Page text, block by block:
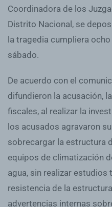
Coordinadora de los
Distrito Nacional, se
la tragedia cumpliera
sábado.
De acuerdo con el
difundieron la acusación,
fiscales, al realizar la
los acusados agravaron
sobrecargar la estructura
equipos de climatización
agua, sin realizar estudios
resistencia de la
advertencias internas